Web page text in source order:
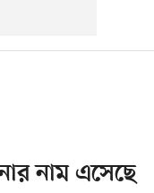
নাম এসেছে